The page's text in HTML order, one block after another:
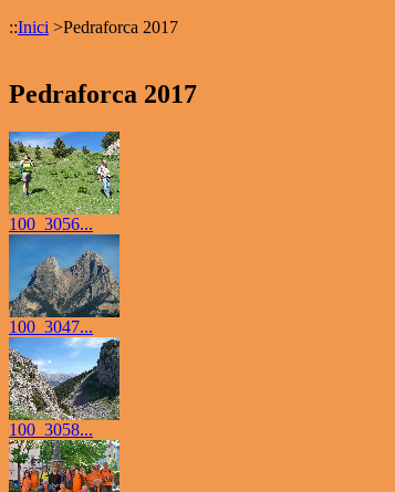
::Inici >Pedraforca 2017
Pedraforca 2017
100_3056...
100_3047...
100_3058...